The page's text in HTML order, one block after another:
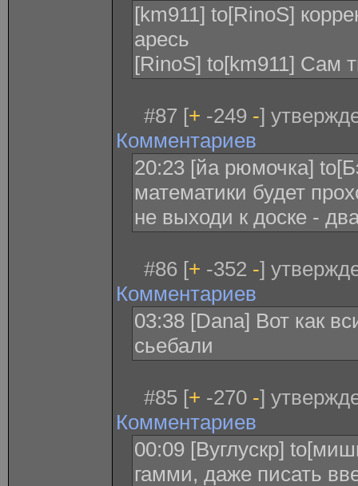
[km911] to[RinoS]
аресь
[RinoS] to[km911] Сам
#87 [+ -249 -]
Комментариев
20:23 [йа рюмочка]
математики будет
не выходи к доске -
#86 [+ -352 -]
Комментариев
03:38 [Dana] Вот как
сьебали
#85 [+ -270 -]
Комментариев
00:09 [Вуглускр]
гамми, даже писать